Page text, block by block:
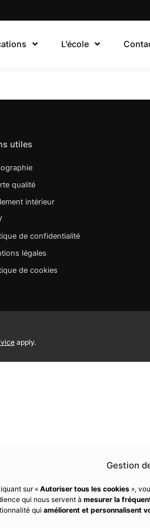
Gestion
sur «Autoriser tous les cookies »,
qui nous servent à mesurer la
qui améliorent et personnalisent
L’école
utiles
qualité
intérieur
de confidentialité
légales
de cookies
apply.